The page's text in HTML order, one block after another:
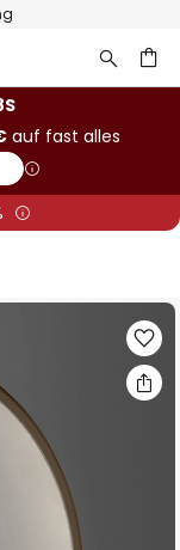
auf fast alles